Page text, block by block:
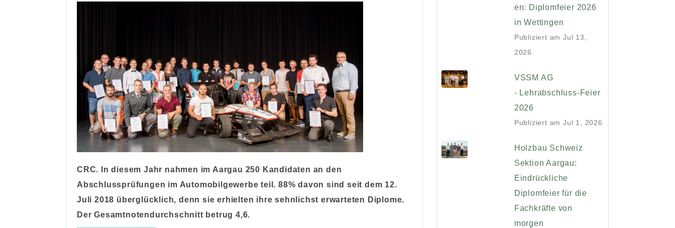
CRC. In diesem Jahr nahmen im Aargau 250 Kandidaten an den
Abschlussprüfungen im Automobilgewerbe teil. 88% davon sind seit dem 12.
Juli 2018 überglücklich, denn sie erhielten ihre sehnlichst erwarteten Diplome.
Der Gesamtnotendurchschnitt betrug 4,6.
en: Diplomfeier 2026
in Wettingen
Publiziert am Jul 13,
2026
VSSM AG
- Lehrabschluss-Feier
2026
Publiziert am Jul 1, 2026
Holzbau Schweiz
Sektion Aargau:
Eindrückliche
Diplomfeier für die
Fachkräfte von
morgen